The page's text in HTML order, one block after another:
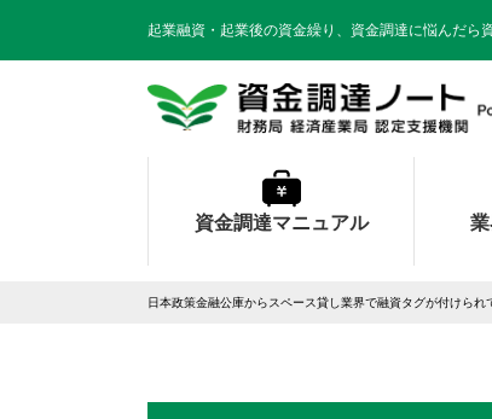
起業融資・起業後の資金繰り、資金調達に悩んだら
資金調達マニュアル
日本政策金融公庫からスペース貸し業界で融資タグが付けられ